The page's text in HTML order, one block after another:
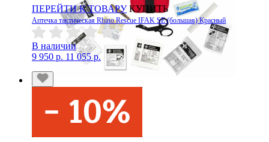
ПЕРЕЙТИ К ТОВАРУ КУПИТЬ
Аптечка тактическая Rhino Rescue IFAK SE (большая) Красный
В наличии
9 950 р. 11 055 р.